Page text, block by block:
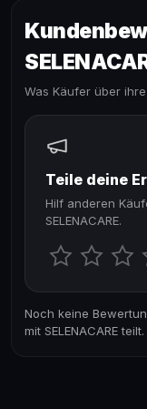
Was Käufer über ihre
Teile deine
Hilf anderen
SELENACARE.
Noch keine
mit SELENACARE teilt.